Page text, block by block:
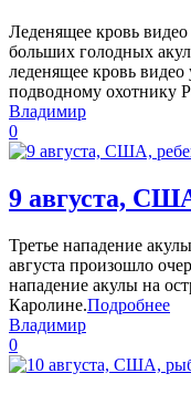
Леденящее кровь
больших голодных
леденящее кровь видео
подводному охотнику
Владимир
0
9 августа,
Третье нападение
августа произошло
нападение акулы на
Каролине.Подробнее
Владимир
0